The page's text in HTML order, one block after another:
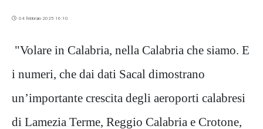
04 febbraio 2025 16:10
"Volare in Calabria, nella Calabria che siamo. E
i numeri, che dai dati Sacal dimostrano
un’importante crescita degli aeroporti calabresi
di Lamezia Terme, Reggio Calabria e Crotone,